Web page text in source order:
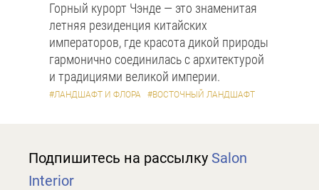
Горный курорт Чэнде — это знаменитая
летняя резиденция китайских
императоров, где красота дикой природы
гармонично соединилась с архитектурой
и традициями великой империи.
#ЛАНДШАФТ И ФЛОРА #ВОСТОЧНЫЙ ЛАНДШАФТ
Подпишитесь на рассылку Salon
Interior